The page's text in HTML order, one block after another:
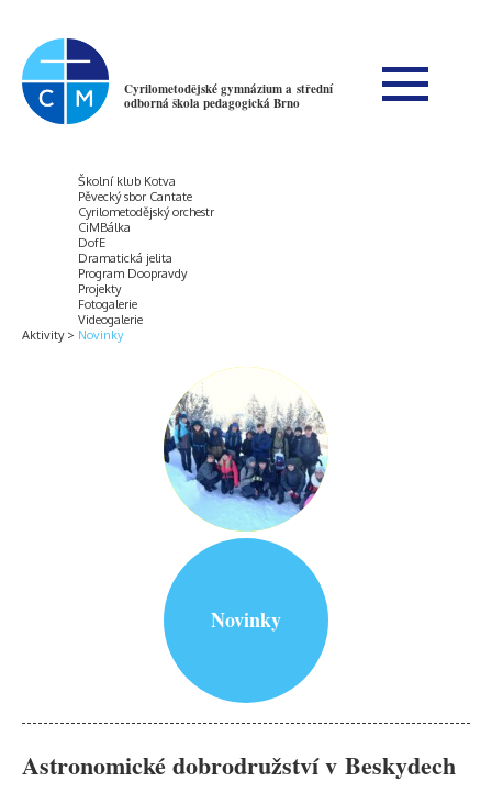
Cyrilometodějské gymnázium a střední
odborná škola pedagogická Brno
Aktivity
Školní klub Kotva
Pěvecký sbor Cantate
Cyrilometodějský orchestr
CiMBálka
DofE
Dramatická jelita
Program Doopravdy
Projekty
Fotogalerie
Videogalerie
Novinky
Novinky
Astronomické dobrodružství v Beskydech